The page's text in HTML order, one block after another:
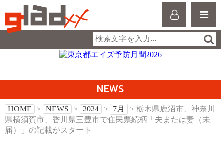
NEWS
HOME > NEWS > 2024 > 7月
> 栃木県鹿沼市、神奈川
県横須賀市、香川県三豊市で住民票続柄「夫または妻（未
届）」の記載がスタート